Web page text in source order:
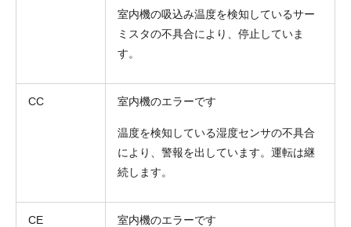
室内機の吸込み温度を検知しているサー
ミスタの不具合により、停止していま
す。
CC 室内機のエラーです
温度を検知している湿度センサの不具合
により、警報を出しています。運転は継
続します。
CE 室内機のエラーです
お問合せ内容 工事お見積り依頼
その他
メッセージ